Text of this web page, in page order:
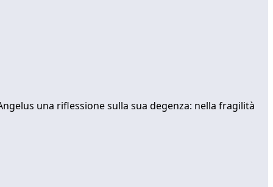
una riflessione sulla sua degenza: nella fragilità